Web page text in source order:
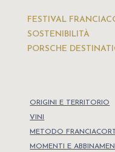
FESTIVAL
SOSTENIBILITÀ
PORSCHE
ORIGINI E TERRITORIO
VINI
METODO
MOMENTI E